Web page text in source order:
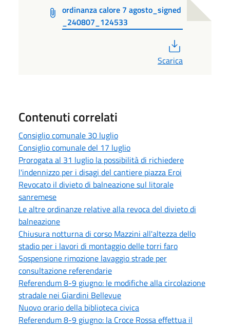
ordinanza calore 7 agosto_signed
_240807_124533
Scarica
Contenuti correlati
Consiglio comunale 30 luglio
Consiglio comunale del 17 luglio
Prorogata al 31 luglio la possibilità di richiedere
l'indennizzo per i disagi del cantiere piazza Eroi
Revocato il divieto di balneazione sul litorale
sanremese
Le altre ordinanze relative alla revoca del divieto di
balneazione
Chiusura notturna di corso Mazzini all'altezza dello
stadio per i lavori di montaggio delle torri faro
Sospensione rimozione lavaggio strade per
consultazione referendarie
Referendum 8-9 giugno: le modifiche alla circolazione
stradale nei Giardini Bellevue
Nuovo orario della biblioteca civica
Referendum 8-9 giugno: la Croce Rossa effettua il